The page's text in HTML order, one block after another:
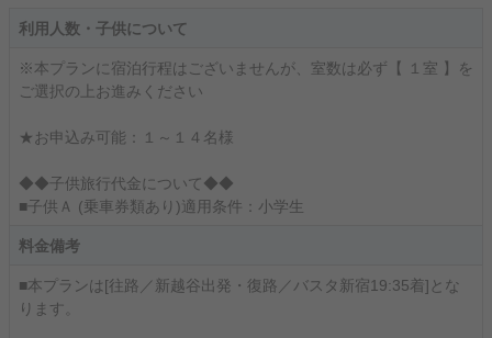
利用人数・子供について
※本プランに宿泊行程はございませんが、室数は必ず【 １室 】を
ご選択の上お進みください
★お申込み可能：１～１４名様
◆◆子供旅行代金について◆◆
■子供Ａ (乗車券類あり)適用条件：小学生
料金備考
■本プランは[往路／新越谷出発・復路／バスタ新宿19:35着]とな
ります。